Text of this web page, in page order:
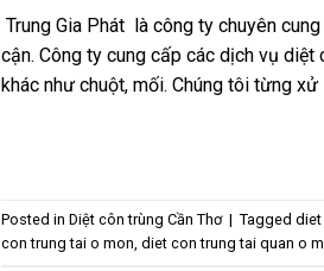
Trung Gia Phát là công ty chuyên
cận. Công ty cung cấp các dịch vụ
khác như chuột, mối. Chúng tôi từng xử
Posted in Diệt côn trùng Cần Thơ | Tagged diet
con trung tai o mon, diet con trung tai quan o